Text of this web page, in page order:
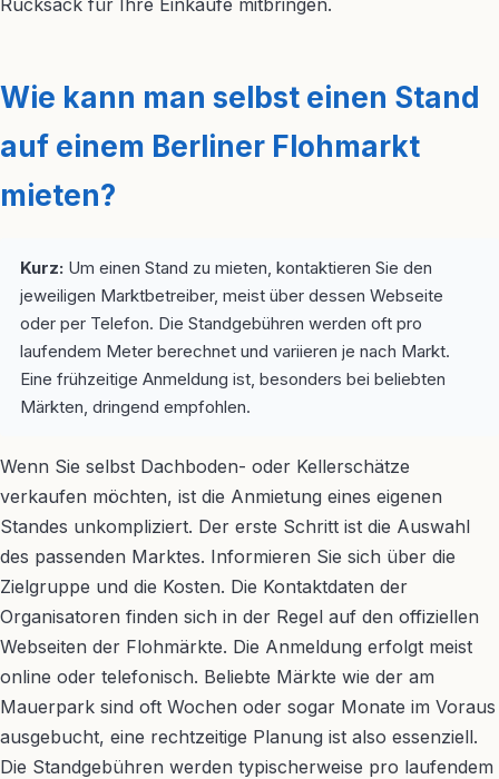
Rucksack für Ihre Einkäufe mitbringen.
Wie kann man selbst einen Stand
auf einem Berliner Flohmarkt
mieten?
Kurz: Um einen Stand zu mieten, kontaktieren Sie den
jeweiligen Marktbetreiber, meist über dessen Webseite
oder per Telefon. Die Standgebühren werden oft pro
laufendem Meter berechnet und variieren je nach Markt.
Eine frühzeitige Anmeldung ist, besonders bei beliebten
Märkten, dringend empfohlen.
Wenn Sie selbst Dachboden- oder Kellerschätze
verkaufen möchten, ist die Anmietung eines eigenen
Standes unkompliziert. Der erste Schritt ist die Auswahl
des passenden Marktes. Informieren Sie sich über die
Zielgruppe und die Kosten. Die Kontaktdaten der
Organisatoren finden sich in der Regel auf den offiziellen
Webseiten der Flohmärkte. Die Anmeldung erfolgt meist
online oder telefonisch. Beliebte Märkte wie der am
Mauerpark sind oft Wochen oder sogar Monate im Voraus
ausgebucht, eine rechtzeitige Planung ist also essenziell.
Die Standgebühren werden typischerweise pro laufendem